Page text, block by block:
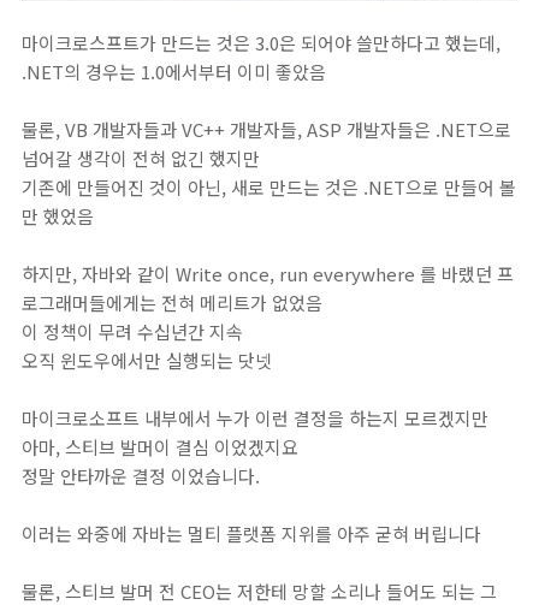
마이크로스프트가 만드는 것은 3.0은 되어야 쓸만하다고 했는데,
.NET의 경우는 1.0에서부터 이미 좋았음
물론, VB 개발자들과 VC++ 개발자들, ASP 개발자들은 .NET으로
넘어갈 생각이 전혀 없긴 했지만
기존에 만들어진 것이 아닌, 새로 만드는 것은 .NET으로 만들어 볼
만 했었음
하지만, 자바와 같이 Write once, run everywhere 를 바랬던 프
로그래머들에게는 전혀 메리트가 없었음
이 정책이 무려 수십년간 지속
오직 윈도우에서만 실행되는 닷넷
마이크로소프트 내부에서 누가 이런 결정을 하는지 모르겠지만
아마, 스티브 발머이 결심 이었겠지요
정말 안타까운 결정 이었습니다.
이러는 와중에 자바는 멀티 플랫폼 지위를 아주 굳혀 버립니다
물론, 스티브 발머 전 CEO는 저한테 망할 소리나 들어도 되는 그